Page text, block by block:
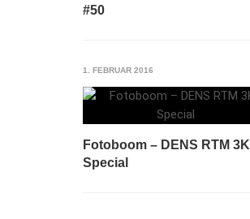
#50
1. FEBRUAR 2016
Fotoboom – DENS RTM 3K
Special